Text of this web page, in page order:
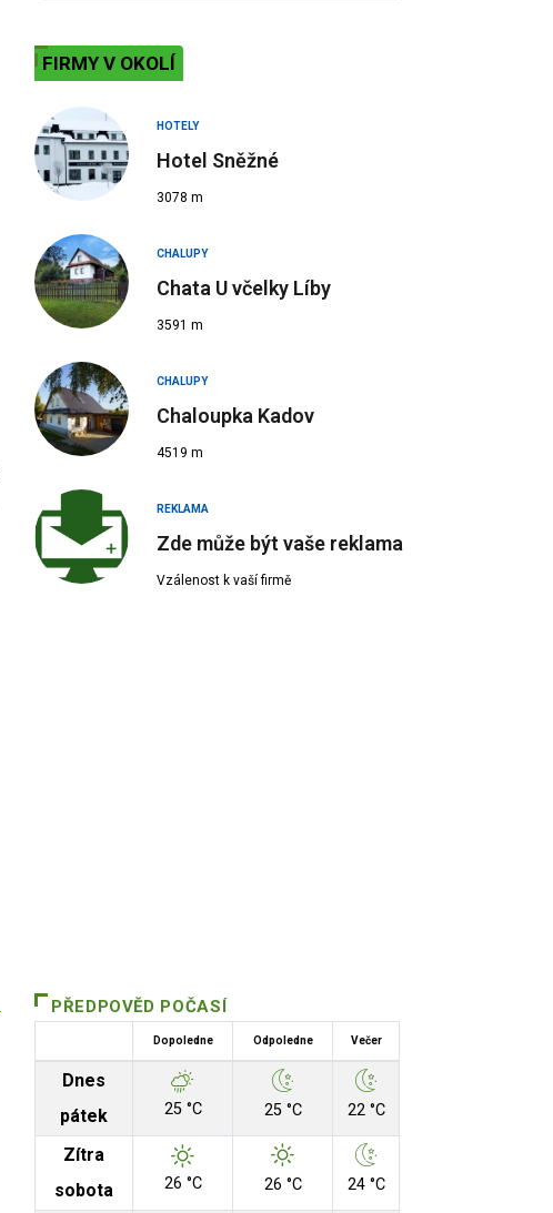
FIRMY V OKOLÍ
HOTELY
Hotel Sněžné
3078 m
CHALUPY
Chata U včelky Líby
3591 m
CHALUPY
Chaloupka Kadov
4519 m
REKLAMA
Zde může být vaše reklama
Vzálenost k vaší firmě
PŘEDPOVĚD POČASÍ
Dopoledne Odpoledne Večer
Dnes
pátek
25 °C 25 °C 22 °C
Zítra
sobota
26 °C 26 °C 24 °C